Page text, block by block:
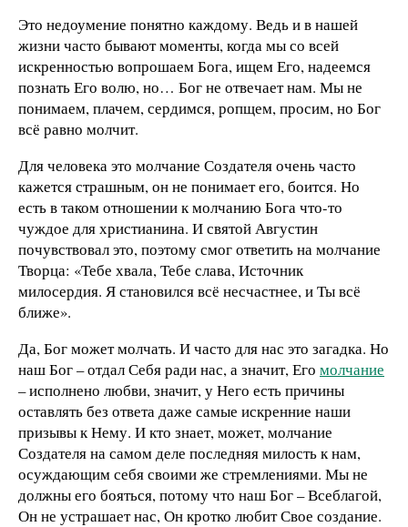
Это недоумение понятно каждому. Ведь и в нашей
жизни часто бывают моменты, когда мы со всей
искренностью вопрошаем Бога, ищем Его, надеемся
познать Его волю, но… Бог не отвечает нам. Мы не
понимаем, плачем, сердимся, ропщем, просим, но Бог
всё равно молчит.
Для человека это молчание Создателя очень часто
кажется страшным, он не понимает его, боится. Но
есть в таком отношении к молчанию Бога что-то
чуждое для христианина. И святой Августин
почувствовал это, поэтому смог ответить на молчание
Творца: «Тебе хвала, Тебе слава, Источник
милосердия. Я становился всё несчастнее, и Ты всё
ближе».
Да, Бог может молчать. И часто для нас это загадка. Но
наш Бог – отдал Себя ради нас, а значит, Его молчание
– исполнено любви, значит, у Него есть причины
оставлять без ответа даже самые искренние наши
призывы к Нему. И кто знает, может, молчание
Создателя на самом деле последняя милость к нам,
осуждающим себя своими же стремлениями. Мы не
должны его бояться, потому что наш Бог – Всеблагой,
Он не устрашает нас, Он кротко любит Свое создание.